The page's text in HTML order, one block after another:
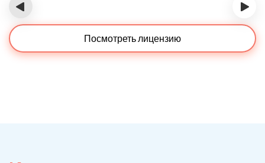
‹ ›
Посмотреть лицензию